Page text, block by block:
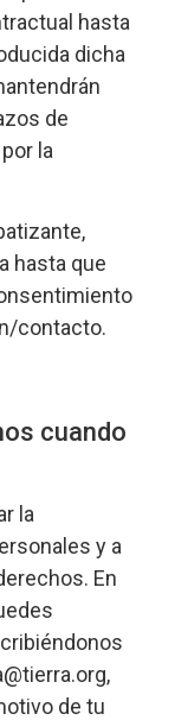
hasta
dicha
de
la
hasta que
contacto.
cuando
la
y a
En
de tu